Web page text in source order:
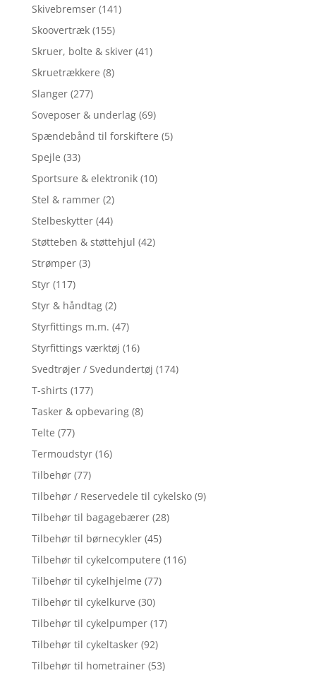
Skivebremser (141)
Skoovertræk (155)
Skruer, bolte & skiver (41)
Skruetrækkere (8)
Slanger (277)
Soveposer & underlag (69)
Spændebånd til forskiftere (5)
Spejle (33)
Sportsure & elektronik (10)
Stel & rammer (2)
Stelbeskytter (44)
Støtteben & støttehjul (42)
Strømper (3)
Styr (117)
Styr & håndtag (2)
Styrfittings m.m. (47)
Styrfittings værktøj (16)
Svedtrøjer / Svedundertøj (174)
T-shirts (177)
Tasker & opbevaring (8)
Telte (77)
Termoudstyr (16)
Tilbehør (77)
Tilbehør / Reservedele til cykelsko (9)
Tilbehør til bagagebærer (28)
Tilbehør til børnecykler (45)
Tilbehør til cykelcomputere (116)
Tilbehør til cykelhjelme (77)
Tilbehør til cykelkurve (30)
Tilbehør til cykelpumper (17)
Tilbehør til cykeltasker (92)
Tilbehør til hometrainer (53)